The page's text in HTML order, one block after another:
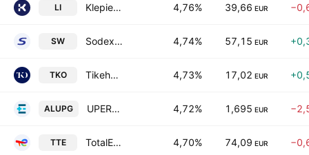
LI Klepierre SA 4,76% 39,66 EUR
SW Sodexo SA 4,74% 57,15 EUR
TKO Tikehau Capital SCA 4,73% 17,02 EUR
ALUPG UPERGY SA 4,72% 1,695 EUR
TTE TotalEnergies SE 4,70% 74,09 EUR